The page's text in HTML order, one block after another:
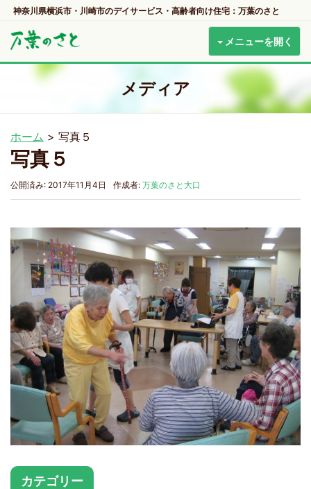
神奈川県横浜市・川崎市のデイサービス・高齢者向け住宅：万葉のさと
メニューを開く
メディア
ホーム > 写真５
写真５
公開済み: 2017年11月4日 作成者: 万葉のさと大口
カテゴリー